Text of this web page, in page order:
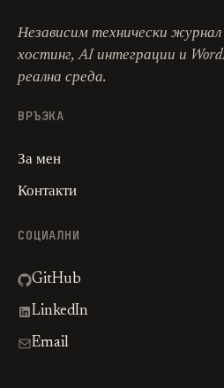
Независим технически
хостинг, AI интеграции и
реална среда.
ВРЪЗКА
За мен
Контакти
СОЦИАЛНИ
GitHub
LinkedIn
Email